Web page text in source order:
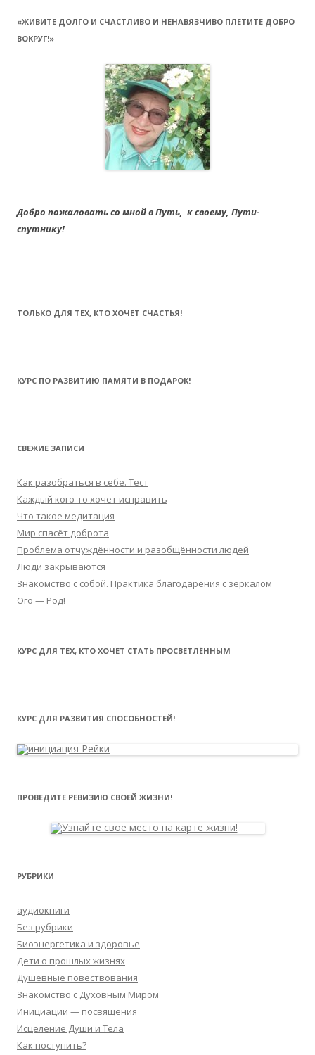
«ЖИВИТЕ ДОЛГО И СЧАСТЛИВО И НЕНАВЯЗЧИВО ПЛЕТИТЕ ДОБРО
ВОКРУГ!»
Добро пожаловать со мной в Путь, к своему, Пути-
спутнику!
ТОЛЬКО ДЛЯ ТЕХ, КТО ХОЧЕТ СЧАСТЬЯ!
КУРС ПО РАЗВИТИЮ ПАМЯТИ В ПОДАРОК!
СВЕЖИЕ ЗАПИСИ
Как разобраться в себе. Тест
Каждый кого-то хочет исправить
Что такое медитация
Мир спасёт доброта
Проблема отчуждённости и разобщённости людей
Люди закрываются
Знакомство с собой. Практика благодарения с зеркалом
Ого — Род!
КУРС ДЛЯ ТЕХ, КТО ХОЧЕТ СТАТЬ ПРОСВЕТЛЁННЫМ
КУРС ДЛЯ РАЗВИТИЯ СПОСОБНОСТЕЙ!
ПРОВЕДИТЕ РЕВИЗИЮ СВОЕЙ ЖИЗНИ!
РУБРИКИ
аудиокниги
Без рубрики
Биоэнергетика и здоровье
Дети о прошлых жизнях
Душевные повествования
Знакомство с Духовным Миром
Инициации — посвящения
Исцеление Души и Тела
Как поступить?